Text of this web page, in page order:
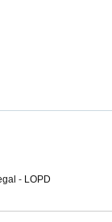
- LOPD